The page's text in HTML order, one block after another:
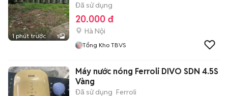
1 phút trước 1
Đã sử dụng
20.000 đ
Hà Nội
Tổng Kho TBVS
Máy nước nóng Ferroli DIVO SDN 4.5S
Vàng
Đã sử dụng Ferroli